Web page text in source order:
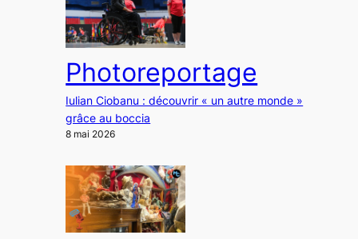
Photoreportage
Iulian Ciobanu : découvrir « un autre monde »
grâce au boccia
8 mai 2026